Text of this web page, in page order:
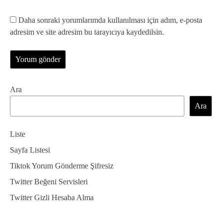
Daha sonraki yorumlarımda kullanılması için adım, e-posta
adresim ve site adresim bu tarayıcıya kaydedilsin.
Ara
Ara
Liste
Sayfa Listesi
Tiktok Yorum Gönderme Şifresiz
Twitter Beğeni Servisleri
Twitter Gizli Hesaba Alma